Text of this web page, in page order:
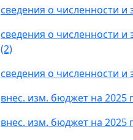
сведения о численности
сведения о численности
(2)
сведения о численности и
внес. изм. бюджет на 2025
внес. изм. бюджет на 2025